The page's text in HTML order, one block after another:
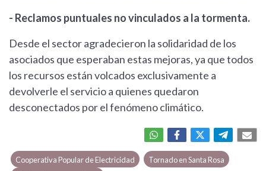
- Reclamos puntuales no vinculados a la tormenta.
Desde el sector agradecieron la solidaridad de los
asociados que esperaban estas mejoras, ya que todos
los recursos están volcados exclusivamente a
devolverle el servicio a quienes quedaron
desconectados por el fenómeno climático.
Cooperativa Popular de Electricidad
Tornado en Santa Rosa